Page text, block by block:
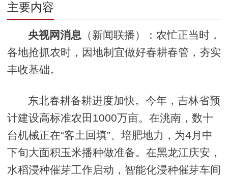
主要内容
央视网消息 （新闻联播）：农忙正当时，
各地抢抓农时，因地制宜做好春耕春管，夯实
丰收基础。
东北春耕备耕进度加快。今年，吉林省预
计建设高标准农田1000万亩。在洮南，数十
台机械正在“客土回填”、培肥地力，为4月中
下旬大面积玉米播种做准备。在黑龙江庆安，
水稻浸种催芽工作启动，智能化浸种催芽车间